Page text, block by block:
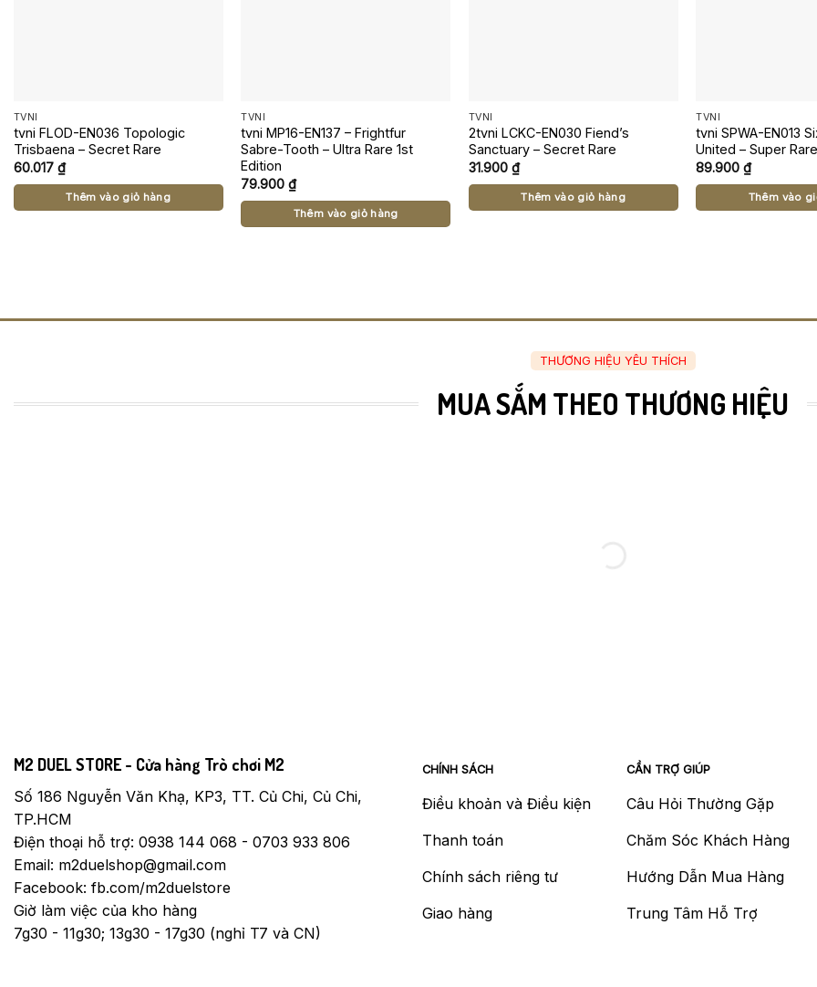
TVNI
tvni FLOD-EN036 Topologic
Trisbaena – Secret Rare
60.017 ₫
Thêm vào giỏ hàng
TVNI
tvni MP16-EN137 – Frightfur
Sabre-Tooth – Ultra Rare 1st
Edition
79.900₫
Thêm vào giỏ hàng
TVNI
2tvni LCKC-EN030 Fiend’s
Sanctuary – Secret Rare
31.900 ₫
Thêm vào giỏ hàng
TVNI
tvni SPWA-EN013
United – Super Rare
89.900₫
Thêm vào
THƯƠNG HIỆU YÊU THÍCH
MUA SẮM THEO THƯƠNG HIỆU
M2 DUEL STORE - Cửa hàng Trò chơi M2
Số 186 Nguyễn Văn Khạ, KP3, TT. Củ Chi, Củ Chi,
TP.HCM
Điện thoại hỗ trợ: 0938 144 068 - 0703 933 806
Email: m2duelshop@gmail.com
Facebook: fb.com/m2duelstore
Giờ làm việc của kho hàng
7g30 - 11g30; 13g30 - 17g30 (nghỉ T7 và CN)
CHÍNH SÁCH
Điều khoản và Điều kiện
Thanh toán
Chính sách riêng tư
Giao hàng
CẦN TRỢ GIÚP
Câu Hỏi Thường Gặp
Chăm Sóc Khách Hàng
Hướng Dẫn Mua Hàng
Trung Tâm Hỗ Trợ